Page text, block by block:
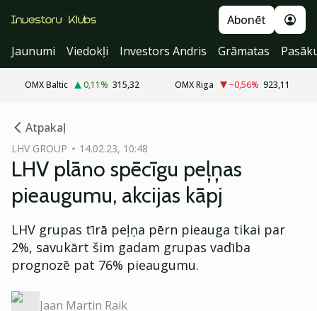
Abonēt
Jaunumi
Viedokļi Investors Andris Grāmatas
OMX Baltic 0,11% 315,32 OMX Riga −0,56% 923,11
Atpakaļ
LHV GROUP 14.02.23, 10:48
LHV plāno spēcīgu peļņas
pieaugumu, akcijas kāpj
LHV grupas tīrā peļņa pērn pieauga tikai par
2%, savukārt šim gadam grupas vadība
prognozē pat 76% pieaugumu.
Jaan Martin Raik